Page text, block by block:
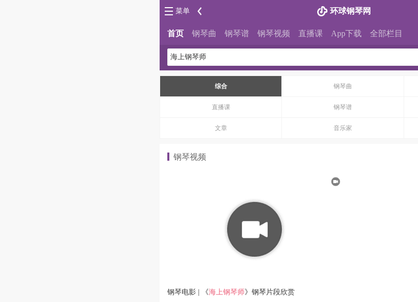
环球钢琴网
菜单
首页 钢琴曲 钢琴谱 钢琴视频 直播课 App下载 全部栏目
综合 钢琴曲
直播课 钢琴谱
文章 音乐家
钢琴视频
钢琴电影 | 《海上钢琴师》钢琴片段欣赏